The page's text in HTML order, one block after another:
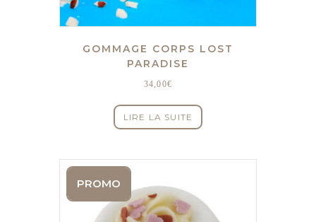
GOMMAGE CORPS LOST
PARADISE
34,00€
LIRE LA SUITE
PROMO